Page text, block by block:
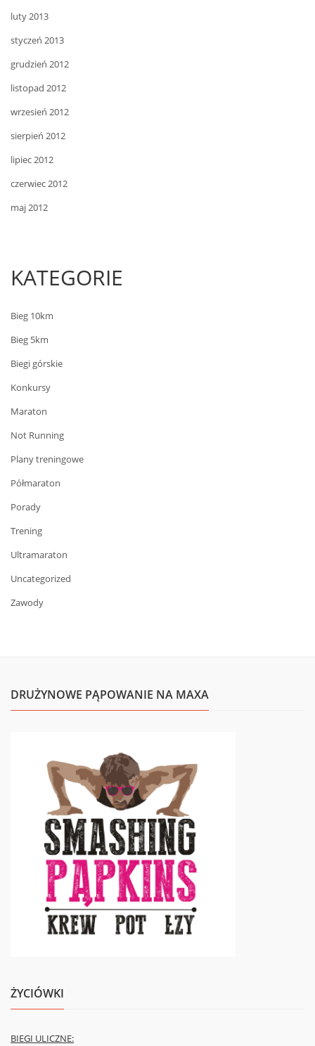
luty 2013
styczeń 2013
grudzień 2012
listopad 2012
wrzesień 2012
sierpień 2012
lipiec 2012
czerwiec 2012
maj 2012
KATEGORIE
Bieg 10km
Bieg 5km
Biegi górskie
Konkursy
Maraton
Not Running
Plany treningowe
Półmaraton
Porady
Trening
Ultramaraton
Uncategorized
Zawody
DRUŻYNOWE PĄPOWANIE NA MAXA
ŻYCIÓWKI
BIEGI ULICZNE: